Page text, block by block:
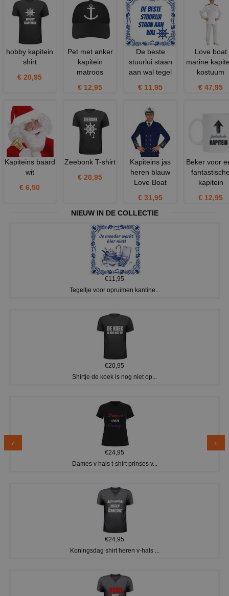
hobby kapitein
shirt
€ 20,95
Pet met anker
kapitein
matroos
€ 12,95
De beste
stuurlui staan
aan wal tegel
€ 11,95
Love boat
marine
kostuum
€ 47,95
Kapiteins baard
wit
€ 6,50
Zeebonk T-shirt
€ 20,95
Kapiteins jas
heren blauw
Love Boat
€ 31,95
Beker voor
kapitein
€ 12,95
NIEUW IN DE COLLECTIE
€11,95
Tegeltje voor opruimen kantine...
€20,95
Shirtje de koek is nog niet op...
€24,95
Dames v hals t-shirt prinses v...
€24,95
Koningsdag shirt heren v-hals ...